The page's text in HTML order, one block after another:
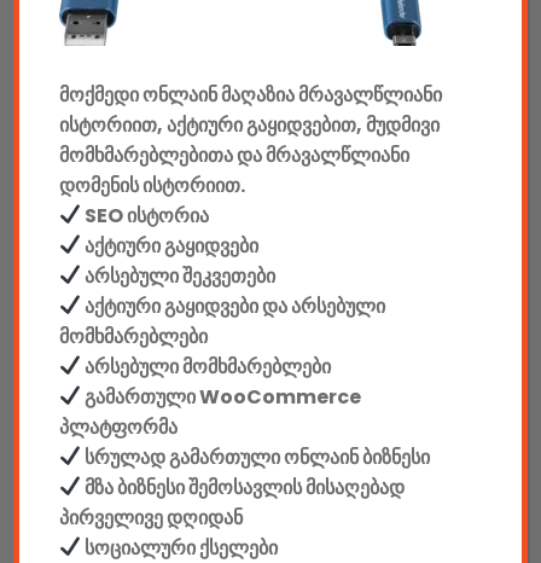
კონსოლები & აქსესუარები
ელემენტები
აკკუმულატორები
კაბელები & დამტენები
დისკები
ჩანთები
სეიფები
კონსტრუქტორები
მოქმედი ონლაინ მაღაზია მრავალწლიანი
ისტორიით, აქტიური გაყიდვებით, მუდმივი
მომხმარებლებითა და მრავალწლიანი
დომენის ისტორიით.
SEO ისტორია
აქტიური გაყიდვები
არსებული შეკვეთები
აქტიური გაყიდვები და არსებული
მომხმარებლები
არსებული მომხმარებლები
გამართული WooCommerce
პლატფორმა
სრულად გამართული ონლაინ ბიზნესი
მზა ბიზნესი შემოსავლის მისაღებად
პირველივე დღიდან
სოციალური ქსელები